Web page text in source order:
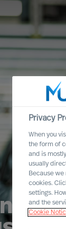
der
Privacy
When you
the form of
and is
usually
Because
cookies.
settings.
and the
Cookie